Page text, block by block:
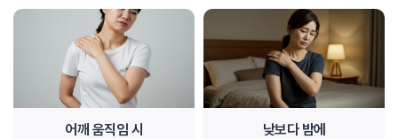
어깨 움직임 시
낮보다 밤에